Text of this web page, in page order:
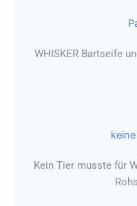
WHISKER Bartseife
Kein Tier musste für